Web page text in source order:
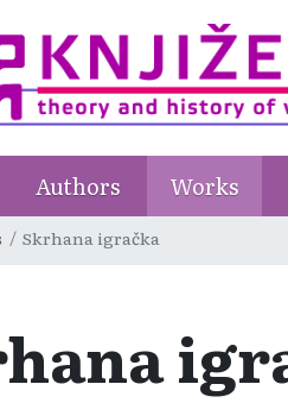
Authors Works
Skrhana igračka